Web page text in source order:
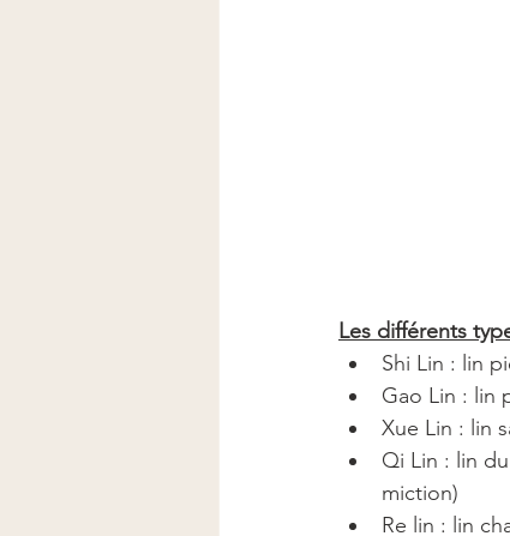
Les différents
Shi Lin : lin
Gao Lin : lin
Xue Lin : lin
Qi Lin : lin
miction)
Re lin : lin